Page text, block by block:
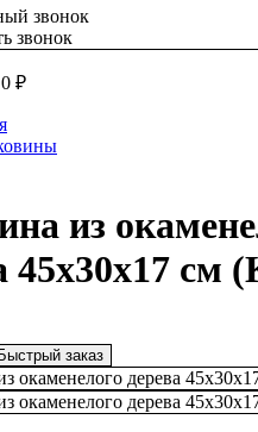
звонок
звонок
₽
из
45х30х17 см
Быстрый заказ